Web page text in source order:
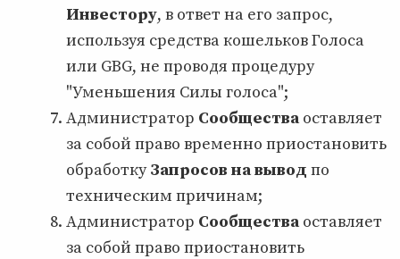
Инвестору, в ответ на его запрос,
используя средства кошельков Голоса
или GBG, не проводя процедуру
"Уменьшения Силы голоса";
Администратор Сообщества оставляет
за собой право временно приостановить
обработкуЗапросов на вывод по
техническим причинам;
Администратор Сообщества оставляет
за собой право приостановить